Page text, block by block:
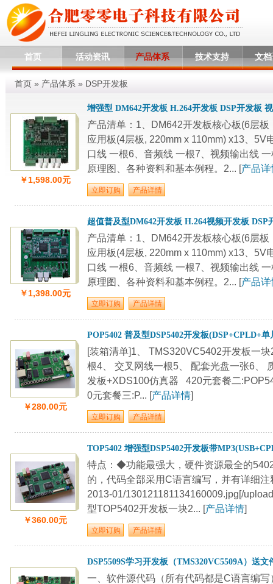
首页 活动资讯 产品体系 技术支持 文
首页» 产品体系 » DSP开发板
￥1,598.00元
增强型 DM642开发板 H.264开发板 DSP开发板
产品清单：1、DM642开发板核心板(6层
应用板(4层板, 220mm x 110mm) x13、
口线 一根6、音频线 一根7、视频输出线
原理图、各种资料和基本例程。2... [产品详
￥1,398.00元
超值普及型DM642开发板 H.264视频开发板 DSP
产品清单：1、DM642开发板核心板(6层
应用板(4层板, 220mm x 110mm) x13、
口线 一根6、音频线 一根7、视频输出线
原理图、各种资料和基本例程。2... [产品详
￥280.00元
POP5402 普及型DSP5402开发板(DSP+CPLD+单
[装箱清单]1、 TMS320VC5402开发板一
根4、 交叉网线一根5、 配套光盘一张6、
发板+XDS100仿真器 420元套餐二
0元套餐三:P... [产品详情]
￥360.00元
TOP5402 增强型DSP5402开发板带
特点：◆功能最强大，硬件资源最全的
的，代码全部采用C语言编写，并有详细
2013-01/130121181134160009.jpg[/
型TOP5402开发板一块2... [产品详情]
DSP5509S学习开发板（TMS320VC5509A）送文
一、软件源代码（所有代码都是C语言编